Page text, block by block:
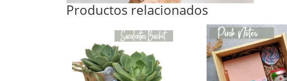
Productos relacionados